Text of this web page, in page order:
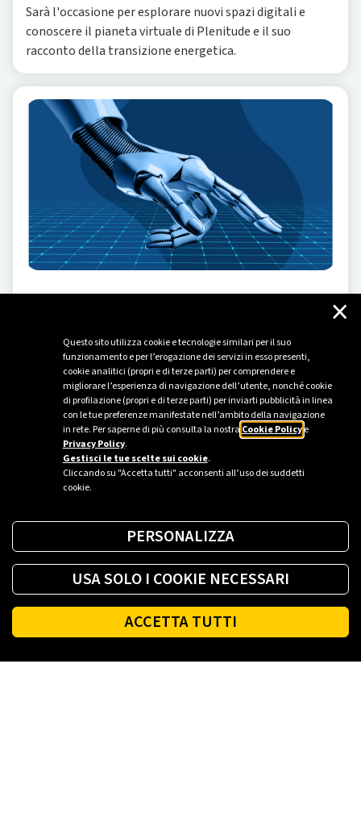
Questo sito utilizza cookie e tecnologie similari per il suo
funzionamento e per l’erogazione dei servizi in esso presenti,
cookie analitici (propri e di terze parti) per comprendere e
migliorare l’esperienza di navigazione dell’utente, nonché cookie
di profilazione (propri e di terze parti) per inviarti pubblicità in linea
con le tue preferenze manifestate nell’ambito della navigazione
in rete. Per saperne di più consulta la nostra Cookie Policye
Privacy Policy.
Gestisci le tue scelte sui cookie.
Cliccando su "Accetta tutti" acconsenti all’uso dei suddetti
cookie.
×
PERSONALIZZA
USA SOLO I COOKIE NECESSARI
ACCETTA TUTTI
Sarà l'occasione per esplorare nuovi spazi digitali e
conoscere il pianeta virtuale di Plenitude e il suo
racconto della transizione energetica.
INNOVAZIONE-24/07/2026
l’energia del futuro
Dalla teoria di Turing alla traduzione della realtà in dati:
come l'IA è entrata nel nostro quotidiano (e nel settore
energetico).